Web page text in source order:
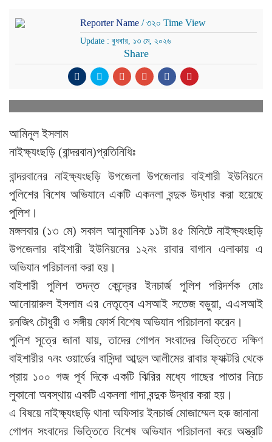
Reporter Name / ৩২০ Time View
Update : বুধবার, ১৩ মে, ২০২৬
Share
আমিনুল ইসলাম
নাইক্ষ্যংছড়ি (বান্দরবান)প্রতিনিধিঃ
বান্দরবানের নাইক্ষ্যংছড়ি উপজেলা উপজেলার বাইশারী ইউনিয়নে
পুলিশের বিশেষ অভিযানে একটি একনলা বন্দুক উদ্ধার করা হয়েছে
পুলিশ।
মঙ্গলবার (১৩ মে) সকাল আনুমানিক ১১টা ৪৫ মিনিটে নাইক্ষ্যংছড়ি
উপজেলার বাইশারী ইউনিয়নের ১২নং রাবার বাগান এলাকায় এ
অভিযান পরিচালনা করা হয়।
বাইশারী পুলিশ তদন্ত কেন্দ্রের ইনচার্জ পুলিশ পরিদর্শক মোঃ
আনোয়ারুল ইসলাম এর নেতৃত্বে এসআই সতেজ বড়ুয়া, এএসআই
রনজিৎ চৌধুরী ও সঙ্গীয় ফোর্স বিশেষ অভিযান পরিচালনা করেন।
পুলিশ সূত্রে জানা যায়, তাদের গোপন সংবাদের ভিত্তিতে দক্ষিণ
বাইশারীর ৭নং ওয়ার্ডের বাসিন্দা আব্দুল আলীমের রাবার ফ্যাক্টরি থেকে
প্রায় ১০০ গজ পূর্ব দিকে একটি ঝিরির মধ্যে গাছের পাতার নিচে
লুকানো অবস্থায় একটি একনলা গাদা বন্দুক উদ্ধার করা হয়।
এ বিষয়ে নাইক্ষ্যংছড়ি থানা অফিসার ইনচার্জ মোজাম্মেল হক জানানা
গোপন সংবাদের ভিত্তিতে বিশেষ অভিযান পরিচালনা করে অস্ত্রটি